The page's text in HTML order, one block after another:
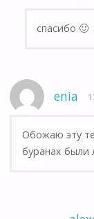
спасибо 🙂
enia
Обожаю эту
буранах